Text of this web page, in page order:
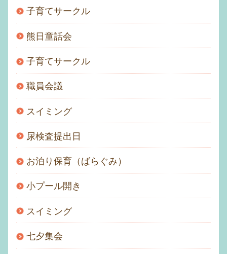
子育てサークル
熊日童話会
子育てサークル
職員会議
スイミング
尿検査提出日
お泊り保育（ばらぐみ）
小プール開き
スイミング
七夕集会